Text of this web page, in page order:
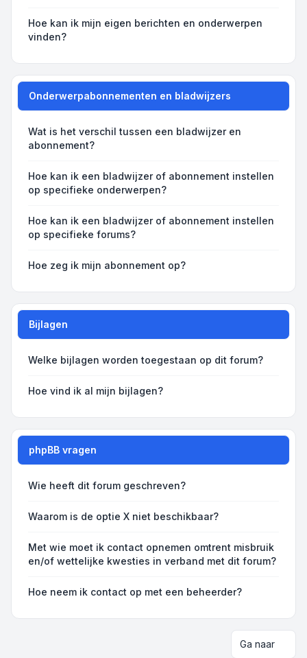
Hoe kan ik mijn eigen berichten en onderwerpen
vinden?
Onderwerpabonnementen en bladwijzers
Wat is het verschil tussen een bladwijzer en
abonnement?
Hoe kan ik een bladwijzer of abonnement instellen
op specifieke onderwerpen?
Hoe kan ik een bladwijzer of abonnement instellen
op specifieke forums?
Hoe zeg ik mijn abonnement op?
Bijlagen
Welke bijlagen worden toegestaan op dit forum?
Hoe vind ik al mijn bijlagen?
phpBB vragen
Wie heeft dit forum geschreven?
Waarom is de optie X niet beschikbaar?
Met wie moet ik contact opnemen omtrent misbruik
en/of wettelijke kwesties in verband met dit forum?
Hoe neem ik contact op met een beheerder?
Ga naar